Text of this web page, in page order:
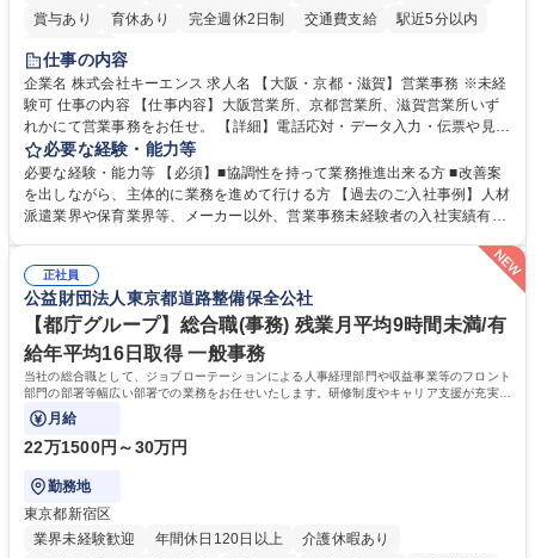
賞与あり
育休あり 完全週休2日制 交通費支給
駅近5分以内
土日祝休み
仕事の内容
企業名 株式会社キーエンス 求人名 【大阪・京都・滋賀】営業事務 ※未経
験可 仕事の内容 【仕事内容】大阪営業所、京都営業所、滋賀営業所いず
れかにて営業事務をお任せ。 【詳細】電話応対・データ入力・伝票や見積
の作成・カタログ送付・来客対応・営業所内で発生する事務業務や業務改
善をお任せ。 【教育制度】ご入社後、育成担当とペアになりながらOJTに
て業務を覚えていただくことが可能です。業務システムがきちんと構築さ
れているため、スムーズに仕事に慣れることができる環境です。また、
常に改善を目指す風土のため、安心して業務に取り組んでいただけます。
募集職種 【大阪・京都・滋賀】営業事務 ※未経験可
必要な経験・能力等
必要な経験・能力等 【必須】■協調性を持って業務推進出来る方 ■改善案
を出しながら、主体的に業務を進めて行ける方 【過去のご入社事例】人材
派遣業界や保育業界等、メーカー以外、営業事務未経験者の入社実績有
により、キーエンスの付加価値向上に貢献します。ベースの定型業務に加
えて、お客様や社員の状況に合わせ、能動的なサポート、改善の動きも期
待され。組織を支えるスペシャリストとして、チームに貢献し、結果的に
社員から頼られる存在になることができます。平均19:30の退勤以降の業
務の持ち帰りも禁止されており、メリハリのある働き方となります。 学
歴・資格 学歴：大学院 大学 高専 短大 語学力： 資格：
正社員
公益財団法人東京都道路整備保全公社
【都庁グループ】総合職(事務) 残業月平均9時間未満/有
給年平均16日取得 一般事務
当社の総合職として、ジョブローテーションによる人事経理部門や収益事業等のフロント
部門の部署等幅広い部署での業務をお任せいたします。研修制度やキャリア支援が充実し
ております！ ※下記業務詳細
月給
22万1500円～30万円
勤務地
東京都新宿区
業界未経験歓迎
年間休日120日以上
介護休暇あり